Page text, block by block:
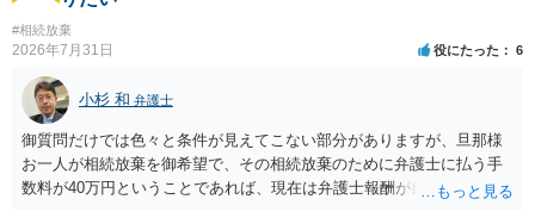
#相続放棄
2026年7月31日 役にたった 6
小杉 和 弁護士
御質問だけでは色々と条件が見えてこない部分がありますが、旦那様
お一人が相続放棄を御希望で、その相続放棄のために弁護士に払う手
数料が40万円ということであれば、現在は弁護士報酬が自由化されて